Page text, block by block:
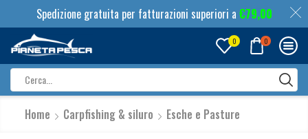
Spedizione gratuita per fatturazioni superiori a €79,00
0 0
input
Home Carpfishing & siluro Esche e Pasture